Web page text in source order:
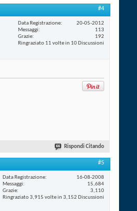
#4
Data Registrazione
20-05-2012
Messaggi
113
Grazie
192
Ringraziato 11 volte in 10 Discussioni
Rispondi Citando
#5
Data Registrazione
16-08-2008
Messaggi
15,684
Grazie
3,110
Ringraziato 3,915 volte in 3,152 Discussioni